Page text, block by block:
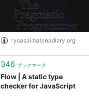
ryoasai.hatenadiary.org
346 ブックマーク
Flow | A static type
checker for JavaScript